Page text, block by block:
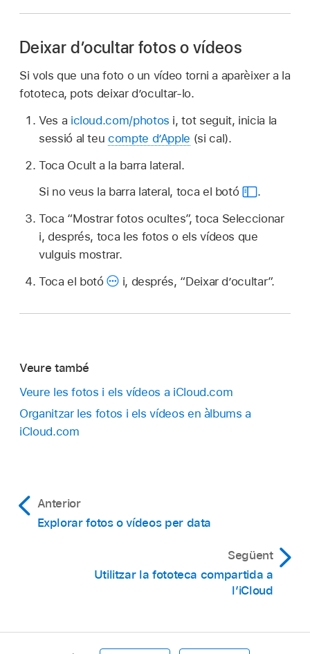
Deixar d’ocultar fotos o vídeos
Si vols que una foto o un vídeo torni a aparèixer a la
fototeca, pots deixar d’ocultar-lo.
Ves a icloud.com/photos i, tot seguit, inicia la
sessió al teucompte d’Apple (si cal).
Toca Ocult a la barra lateral.
Si no veus la barra lateral, toca el botó
.
Toca “Mostrar fotos ocultes”, toca Seleccionar
i, després, toca les fotos o els vídeos que
vulguis mostrar.
Toca el botó
i, després, “Deixar d’ocultar”.
Veure també
Veure les fotos i els vídeos a iCloud.com
Organitzar les fotos i els vídeos en àlbums a
iCloud.com
Anterior
Explorar fotos o vídeos per data
Següent
Utilitzar la fototeca compartida a
l’iCloud